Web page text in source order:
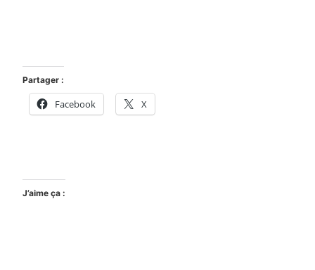
Partager :
Facebook X
J’aime ça :